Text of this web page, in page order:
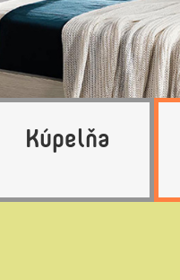
Kúpelňa